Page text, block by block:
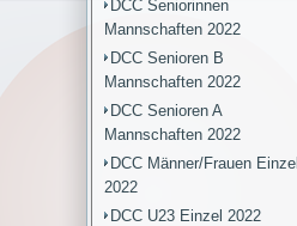
DCC Seniorinnen
Mannschaften 2022
DCC Senioren B
Mannschaften 2022
DCC Senioren A
Mannschaften 2022
DCC Männer/Frauen Einzel
2022
DCC U23 Einzel 2022